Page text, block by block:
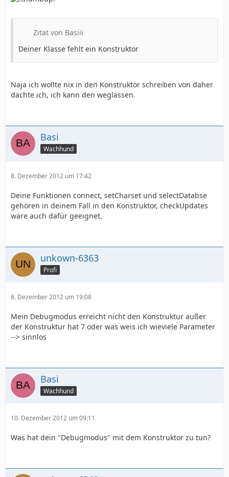
Zitat von Basiii
Deiner Klasse fehlt ein Konstruktor
Naja ich wollte nix in den Konstruktor schreiben von daher
dachte ich, ich kann den weglassen.
Basi
Wachhund
8. Dezember 2012 um 17:42
Deine Funktionen connect, setCharset und selectDatabse
gehören in deinem Fall in den Konstruktor, checkUpdates
wäre auch dafür geeignet.
unkown-6363
Profi
8. Dezember 2012 um 19:08
Mein Debugmodus erreicht nicht den Konstruktur außer
der Konstruktur hat 7 oder was weis ich wieviele Parameter
--> sinnlos
Basi
Wachhund
10. Dezember 2012 um 09:11
Was hat dein "Debugmodus" mit dem Konstruktor zu tun?